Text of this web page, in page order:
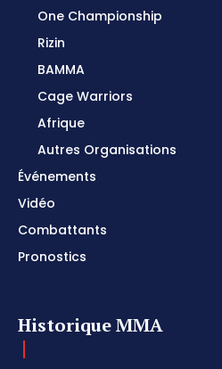
One Championship
Rizin
BAMMA
Cage Warriors
Afrique
Autres Organisations
Événements
Vidéo
Combattants
Pronostics
Historique MMA